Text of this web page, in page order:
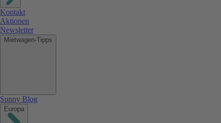
Kontakt
Aktionen
Newsletter
Mietwagen-Tipps
Sunny Blog
Europa